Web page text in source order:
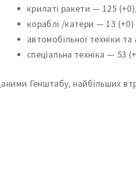
крилаті ракети — 125
кораблі /катери — 13
автомобільної техніки
спеціальна техніка — 53
Генштабу, найбільших